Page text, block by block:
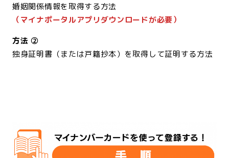
婚姻関係情報を取得する方法
（マイナポータルアプリダウンロードが必要）
方法 ②
独身証明書（または戸籍抄本）を取得して証明する方法